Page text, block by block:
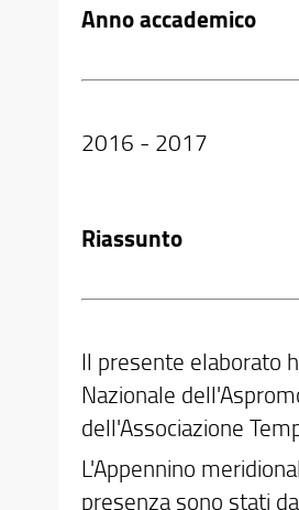
Anno accademico
2016 - 2017
Riassunto
Il presente elaborato
Nazionale
dell'Associazione
L'Appennino
presenza sono stati